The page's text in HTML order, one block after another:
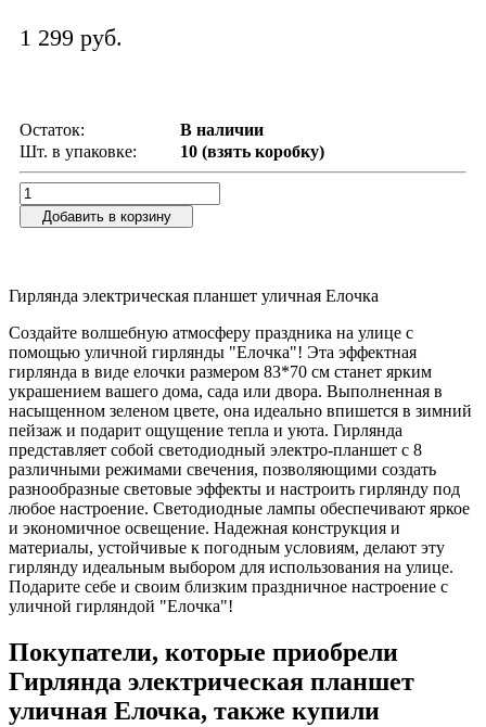
1 299 руб.
Остаток:
В наличии
Шт. в упаковке:
10 (взять коробку)
Добавить в корзину
Гирлянда электрическая планшет уличная Елочка
Создайте волшебную атмосферу праздника на улице с
помощью уличной гирлянды "Елочка"! Эта эффектная
гирлянда в виде елочки размером 83*70 см станет ярким
украшением вашего дома, сада или двора. Выполненная в
насыщенном зеленом цвете, она идеально впишется в зимний
пейзаж и подарит ощущение тепла и уюта. Гирлянда
представляет собой светодиодный электро-планшет с 8
различными режимами свечения, позволяющими создать
разнообразные световые эффекты и настроить гирлянду под
любое настроение. Светодиодные лампы обеспечивают яркое
и экономичное освещение. Надежная конструкция и
материалы, устойчивые к погодным условиям, делают эту
гирлянду идеальным выбором для использования на улице.
Подарите себе и своим близким праздничное настроение с
уличной гирляндой "Елочка"!
Покупатели, которые приобрели
Гирлянда электрическая планшет
уличная Елочка, также купили